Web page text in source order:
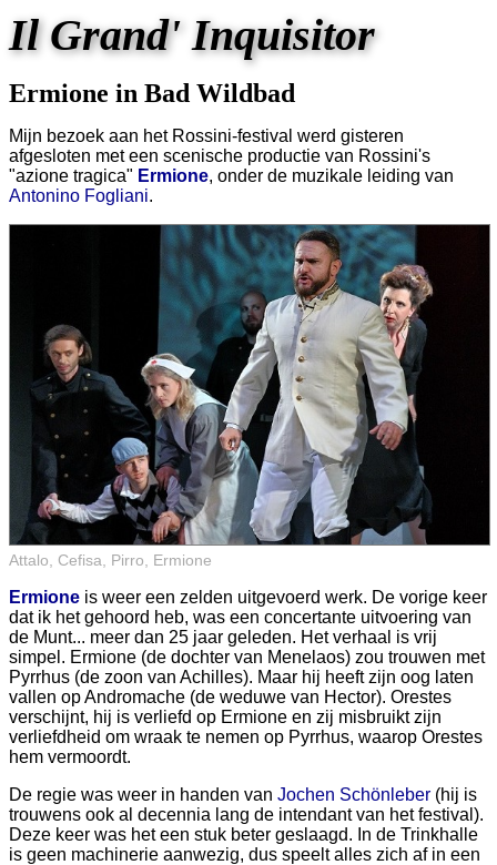
Il Grand' Inquisitor
Ermione in Bad Wildbad
Mijn bezoek aan het Rossini-festival werd gisteren
afgesloten met een scenische productie van Rossini's
"azione tragica" Ermione, onder de muzikale leiding van
Antonino Fogliani.
Attalo, Cefisa, Pirro, Ermione
Ermione is weer een zelden uitgevoerd werk. De vorige keer
dat ik het gehoord heb, was een concertante uitvoering van
de Munt... meer dan 25 jaar geleden. Het verhaal is vrij
simpel. Ermione (de dochter van Menelaos) zou trouwen met
Pyrrhus (de zoon van Achilles). Maar hij heeft zijn oog laten
vallen op Andromache (de weduwe van Hector). Orestes
verschijnt, hij is verliefd op Ermione en zij misbruikt zijn
verliefdheid om wraak te nemen op Pyrrhus, waarop Orestes
hem vermoordt.
De regie was weer in handen van Jochen Schönleber (hij is
trouwens ook al decennia lang de intendant van het festival).
Deze keer was het een stuk beter geslaagd. In de Trinkhalle
is geen machinerie aanwezig, dus speelt alles zich af in een